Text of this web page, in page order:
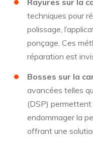
techniques pour
polissage,
ponçage. Ces
réparation est
Bosses sur la
avancées telles
(DSP)
endommager la
offrant une